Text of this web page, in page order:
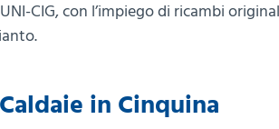
UNI-CIG, con l’impiego di ricambi
in Cinquina